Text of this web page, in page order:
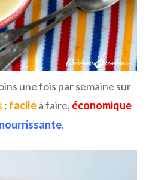
une fois par semaine sur
: facileà faire, économique
nourrissante.